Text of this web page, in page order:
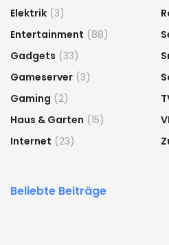
Elektrik (3)
Entertainment (88)
Gadgets (33)
Gameserver (3)
Gaming (2)
Haus & Garten (15)
Internet (23)
Beliebte Beiträge